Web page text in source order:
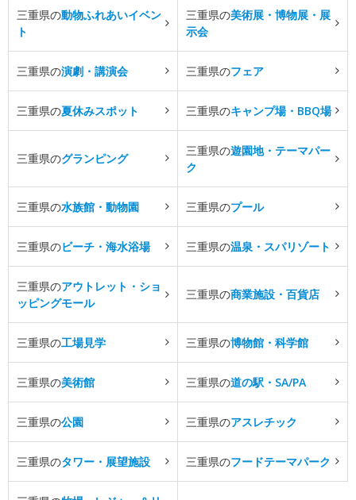
三重県の動物ふれあいイベン
ト
三重県の美術展・博物展・展
示会
三重県の演劇・講演会 三重県のフェア
三重県の夏休みスポット 三重県のキャンプ場・BBQ場
三重県のグランピング
三重県の遊園地・テーマパー
ク
三重県の水族館・動物園 三重県のプール
三重県のビーチ・海水浴場 三重県の温泉・スパリゾート
三重県のアウトレット・ショ
ッピングモール
三重県の商業施設・百貨店
三重県の工場見学 三重県の博物館・科学館
三重県の美術館 三重県の道の駅・SA/PA
三重県の公園 三重県のアスレチック
三重県のタワー・展望施設 三重県のフードテーマパーク